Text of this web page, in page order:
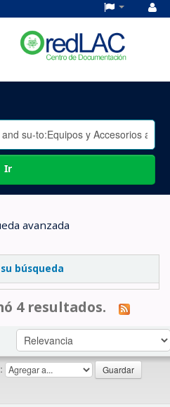
Ir
avanzada
búsqueda
4 resultados.